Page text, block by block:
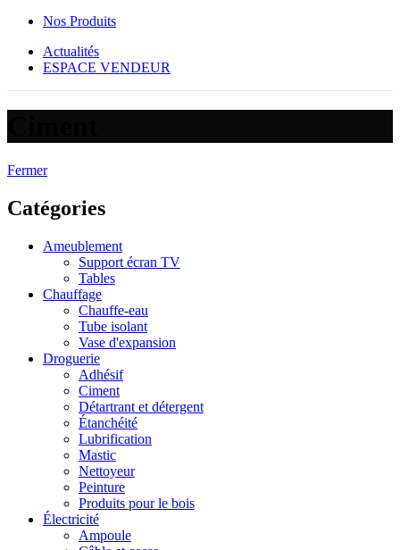
Nos Produits
Actualités
ESPACE VENDEUR
Fermer
Catégories
Ameublement
Support écran TV
Tables
Chauffage
Chauffe-eau
Tube isolant
Vase d'expansion
Droguerie
Adhésif
Ciment
Détartrant et détergent
Étanchéité
Lubrification
Mastic
Nettoyeur
Peinture
Produits pour le bois
Électricité
Ampoule